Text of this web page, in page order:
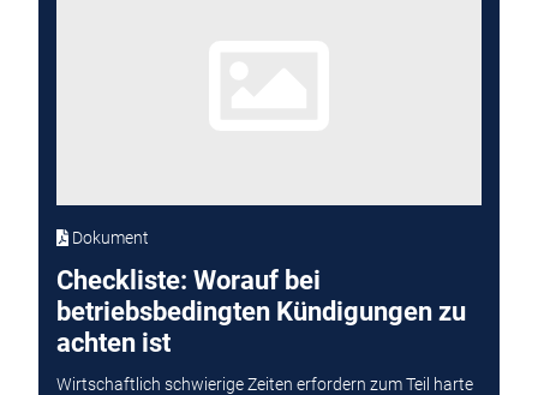
Dokument
Checkliste: Worauf bei
betriebsbedingten Kündigungen zu
achten ist
Wirtschaftlich schwierige Zeiten erfordern zum Teil harte